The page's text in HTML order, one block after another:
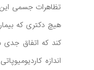
تظاهرات جسمی
هیچ دکتری که
کند که اتفاق جدی
اندازه